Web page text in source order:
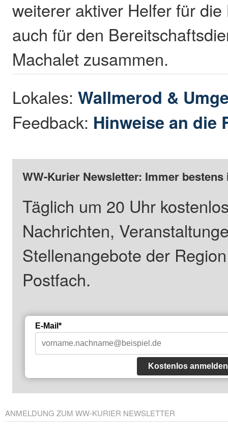
weiterer aktiver Helfer für
auch für den
Machalet zusammen.
Lokales:Wallmerod &
Feedback: Hinweise an die
WW-Kurier Newsletter: Immer
Täglich um 20 Uhr
Nachrichten,
Stellenangebote der
Postfach.
E-Mail*
Kostenlos anmelden
ANMELDUNG ZUM WW-KURIER NEWSLETTER